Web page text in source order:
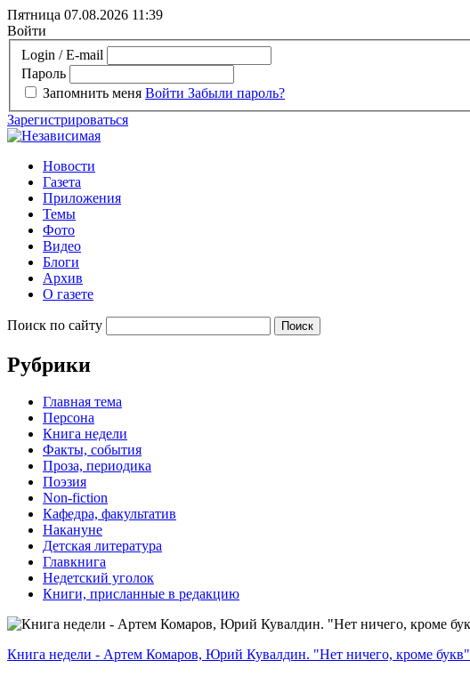
Пятница 07.08.2026 11:39
Войти
Login / E-mail
Пароль
Запомнить меня Войти Забыли пароль?
Зарегистрироваться
Новости
Газета
Приложения
Темы
Фото
Видео
Блоги
Архив
О газете
Поиск по сайту
Рубрики
Главная тема
Персона
Книга недели
Факты, события
Проза, периодика
Поэзия
Non-fiction
Кафедра, факультатив
Накануне
Детская литература
Главкнига
Недетский уголок
Книги, присланные в редакцию
Книга недели - Артем Комаров, Юрий Кувалдин. "Нет ничего, кроме букв"